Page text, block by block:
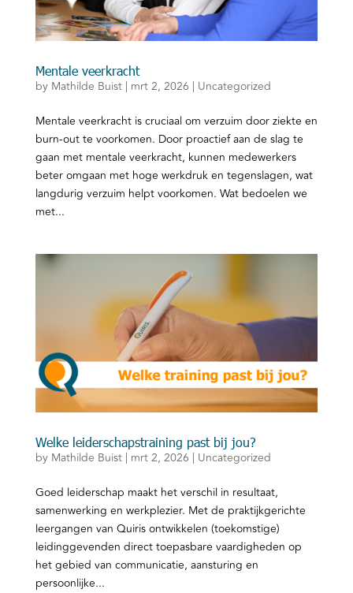
Mentale veerkracht
by Mathilde Buist| mrt 2, 2026 | Uncategorized
Mentale veerkracht is cruciaal om verzuim door ziekte en
burn-out te voorkomen. Door proactief aan de slag te
gaan met mentale veerkracht, kunnen medewerkers
beter omgaan met hoge werkdruk en tegenslagen, wat
langdurig verzuim helpt voorkomen. Wat bedoelen we
met...
Welke leiderschapstraining past bij jou?
by Mathilde Buist| mrt 2, 2026 | Uncategorized
Goed leiderschap maakt het verschil in resultaat,
samenwerking en werkplezier. Met de praktijkgerichte
leergangen van Quiris ontwikkelen (toekomstige)
leidinggevenden direct toepasbare vaardigheden op
het gebied van communicatie, aansturing en
persoonlijke...